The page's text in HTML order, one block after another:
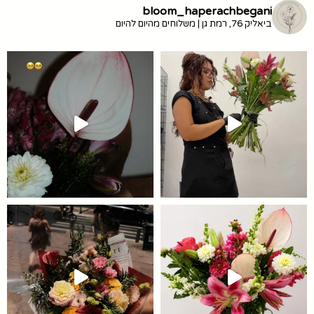
bloom_haperachbegani
ביאליק 76, רמת גן | משלוחים מהיום להיום
לו שט״ו באב ממש עוד רגע וה
למי לשלוח את הסרטון הזה…